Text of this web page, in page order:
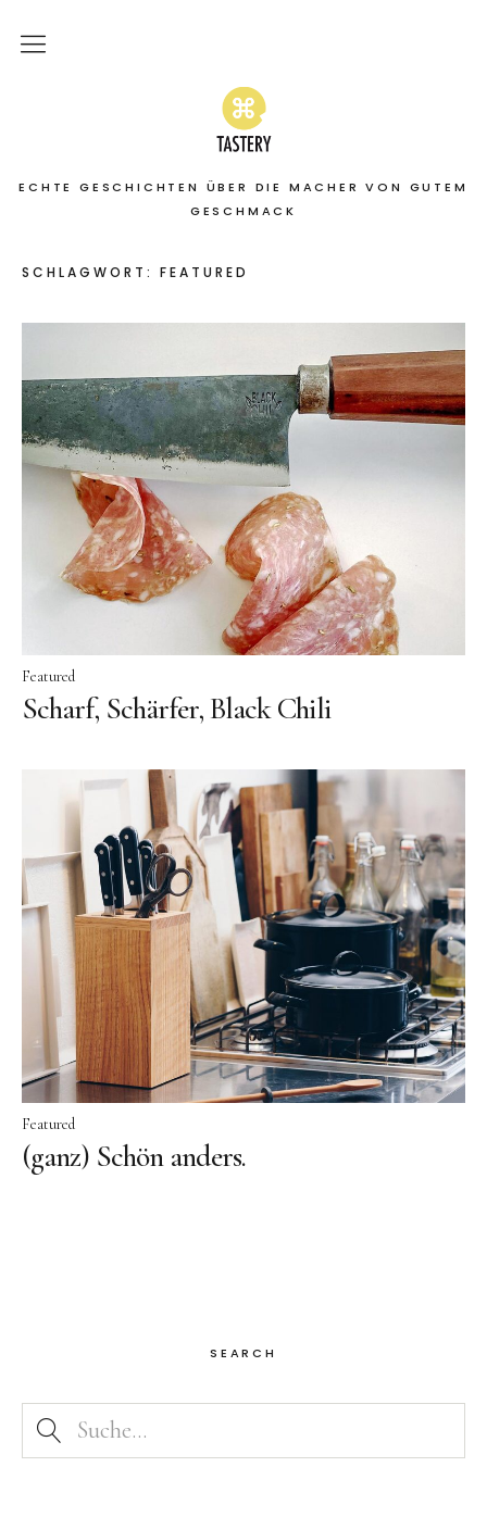
ECHTE GESCHICHTEN ÜBER DIE MACHER VON GUTEM
GESCHMACK
Home
Stories
On the road
Featured
About
Services | Leistungen
FacebookInstagram
SCHLAGWORT: FEATURED
Featured
Scharf, Schärfer, Black Chili
Featured
(ganz) Schön anders.
SEARCH